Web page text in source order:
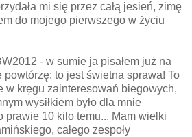
mi się przez całą jesień, zimę
do mojego pierwszego w życiu
- w sumie ja pisałem już na
powtórzę: to jest świetna sprawa! To
w kręgu zainteresowań biegowych,
wysiłkiem było dla mnie
prawie 10 kilo temu... Mam wielki
całego zespoły